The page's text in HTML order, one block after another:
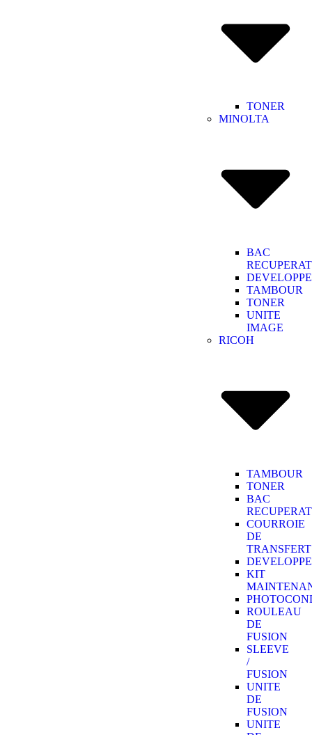
TONER
MINOLTA
BAC
TAMBOUR
TONER
UNITE
IMAGE
RICOH
TAMBOUR
TONER
BAC
COURROIE
DE
TRANSFERT
KIT
ROULEAU
DE
FUSION
SLEEVE
/
FUSION
UNITE
DE
FUSION
UNITE